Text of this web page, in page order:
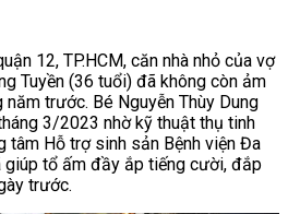
12, TP.HCM, căn nhà nhỏ của vợ
Tuyền (36 tuổi) đã không còn ảm
trước. Bé Nguyễn Thùy Dung
3/2023 nhờ kỹ thuật thụ tinh
tâm Hỗ trợ sinh sản Bệnh viện Đa
giúp tổ ấm đầy ắp tiếng cười, đắp
trước.